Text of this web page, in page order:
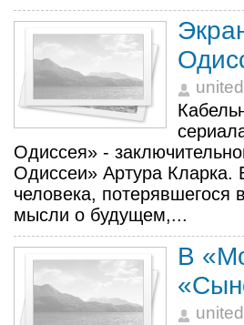
Одиссея» -
Одиссеи» Артура Кларка.
человека, потерявшегося
мысли о будущем,...
В